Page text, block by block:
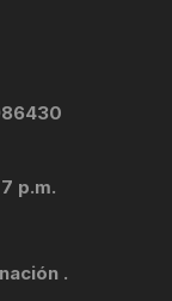
p.m.
.